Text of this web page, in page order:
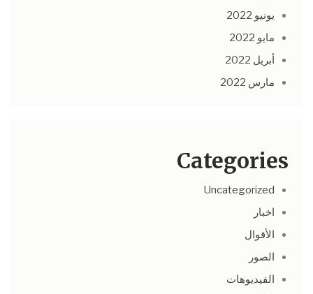
يونيو 2022
مايو 2022
أبريل 2022
مارس 2022
Categories
Uncategorized
اخبار
الأقوال
الصور
الفيديوهات